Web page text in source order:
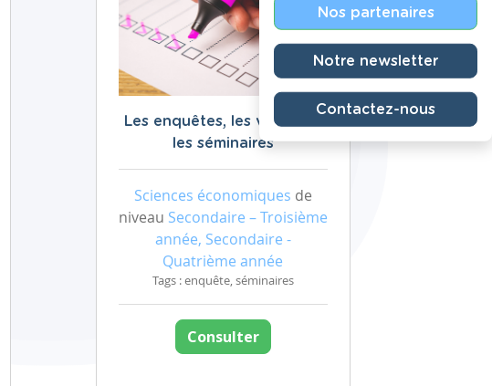
Les enquêtes, les visites et
les séminaires
Sciences économiques de
niveau Secondaire – Troisième
année, Secondaire -
Quatrième année
Tags : enquête, séminaires
Consulter
Nos partenaires
Notre newsletter
Contactez-nous